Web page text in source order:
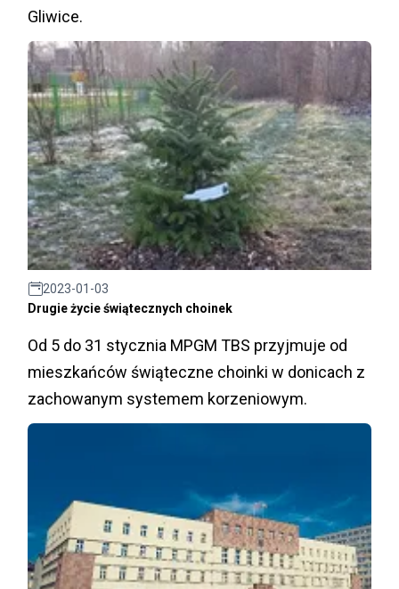
Gliwice.
2023-01-03
Drugie życie świątecznych choinek
Od 5 do 31 stycznia MPGM TBS przyjmuje od
mieszkańców świąteczne choinki w donicach z
zachowanym systemem korzeniowym.